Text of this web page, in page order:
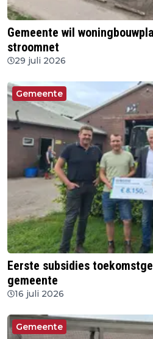
Gemeente wil
stroomnet
29 juli 2026
Gemeente
Eerste subsidies
gemeente
16 juli 2026
Gemeente